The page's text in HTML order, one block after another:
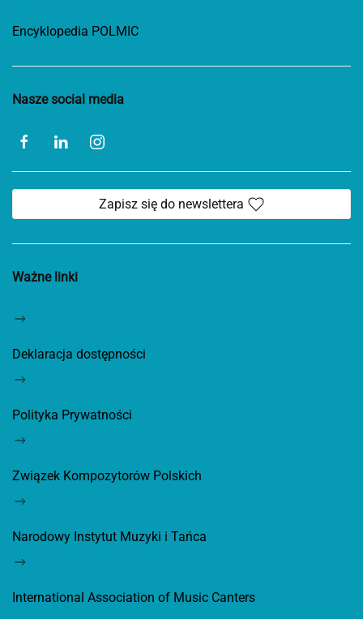
Encyklopedia POLMIC
Nasze social media
Zapisz się do newslettera
Ważne linki
Deklaracja dostępności
Polityka Prywatności
Związek Kompozytorów Polskich
Narodowy Instytut Muzyki i Tańca
International Association of Music Canters